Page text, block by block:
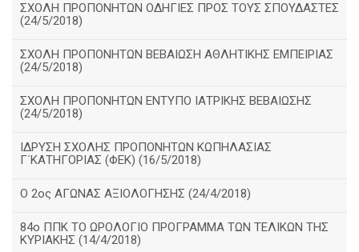
ΣΧΟΛΗ ΠΡΟΠΟΝΗΤΩΝ ΟΔΗΓΙΕΣ ΠΡΟΣ ΤΟΥΣ ΣΠΟΥΔΑΣΤΕΣ
(24/5/2018)
ΣΧΟΛΗ ΠΡΟΠΟΝΗΤΩΝ ΒΕΒΑΙΩΣΗ ΑΘΛΗΤΙΚΗΣ ΕΜΠΕΙΡΙΑΣ
(24/5/2018)
ΣΧΟΛΗ ΠΡΟΠΟΝΗΤΩΝ ΕΝΤΥΠΟ ΙΑΤΡΙΚΗΣ ΒΕΒΑΙΩΣΗΣ
(24/5/2018)
ΙΔΡΥΣΗ ΣΧΟΛΗΣ ΠΡΟΠΟΝΗΤΩΝ ΚΩΠΗΛΑΣΙΑΣ
Γ΄ΚΑΤΗΓΟΡΙΑΣ (ΦΕΚ) (16/5/2018)
O 2ος ΑΓΩΝΑΣ ΑΞΙΟΛΟΓΗΣΗΣ (24/4/2018)
84ο ΠΠΚ ΤΟ ΩΡΟΛΟΓΙΟ ΠΡΟΓΡΑΜΜΑ ΤΩΝ ΤΕΛΙΚΩΝ ΤΗΣ
ΚΥΡΙΑΚΗΣ (14/4/2018)